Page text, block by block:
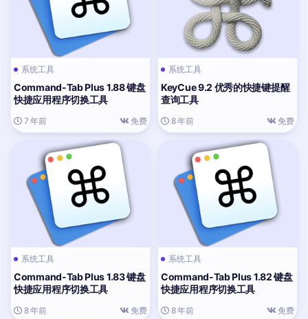
系统工具
Command-Tab Plus 1.88 键盘
快捷应用程序切换工具
7 年前 免费
系统工具
KeyCue 9.2 优秀的快捷键提醒
查询工具
8 年前 免费
系统工具
Command-Tab Plus 1.83 键盘
快捷应用程序切换工具
8 年前 免费
系统工具
Command-Tab Plus 1.82 键盘
快捷应用程序切换工具
8 年前 免费